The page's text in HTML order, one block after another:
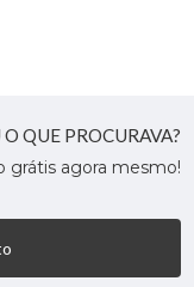
QUE PROCURAVA?
grátis agora mesmo!